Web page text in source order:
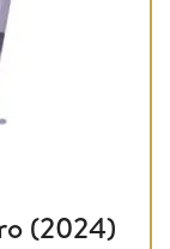
(2024)